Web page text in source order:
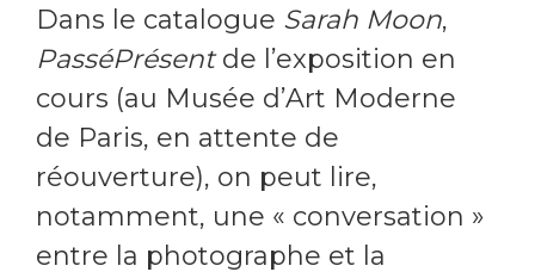
Dans le catalogue Sarah Moon,
PasséPrésentde l’exposition en
cours (au Musée d’Art Moderne
de Paris, en attente de
réouverture), on peut lire,
notamment, une « conversation »
entre la photographe et la